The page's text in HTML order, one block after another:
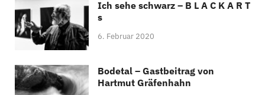
Ich sehe schwarz – B L A C K A R T
s
6. Februar 2020
Bodetal – Gastbeitrag von
Hartmut Gräfenhahn